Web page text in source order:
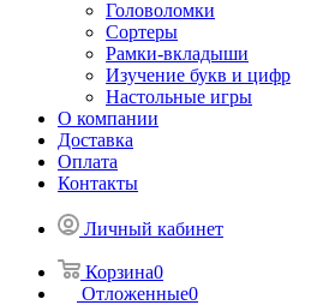
Головоломки
Сортеры
Рамки-вкладыши
Изучение букв и цифр
Настольные игры
О компании
Доставка
Оплата
Контакты
Личный кабинет
Корзина0
Отложенные0